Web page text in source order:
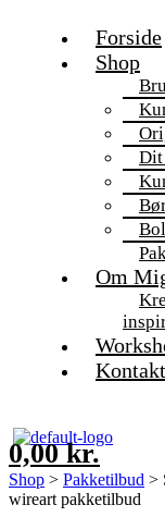
Forside
Shop
Dit
Om
Kontakt
0,00kr.
Shop > Pakketilbud >
wireart pakketilbud